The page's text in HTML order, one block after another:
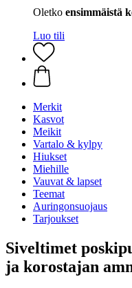
Oletko ensimmäistä
Luo tili
Merkit
Kasvot
Meikit
Vartalo & kylpy
Hiukset
Miehille
Vauvat & lapset
Teemat
Auringonsuojaus
Tarjoukset
Siveltimet
ja korostajan